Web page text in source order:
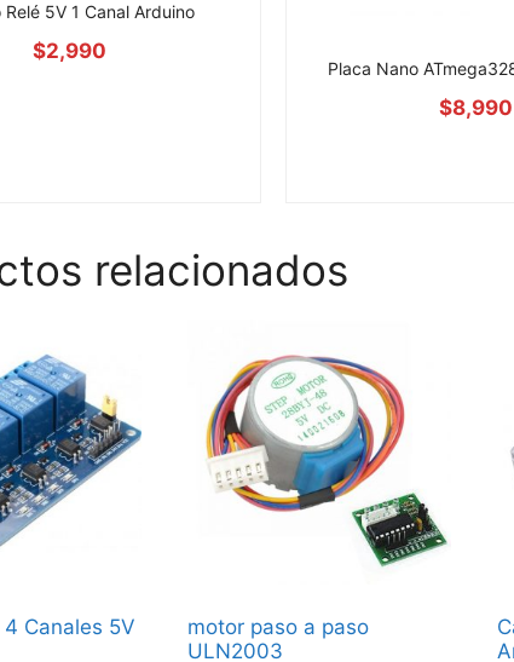
Relé 5V 1 Canal Arduino
$2,990
Placa Nano
$8,990
relacionados
Canales 5V
motor paso a paso
ULN2003